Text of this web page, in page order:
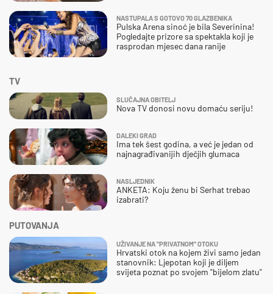
NASTUPALA S GOTOVO 70 GLAZBENIKA
Pulska Arena sinoć je bila Severinina!
Pogledajte prizore sa spektakla koji je
rasprodan mjesec dana ranije
TV
SLUČAJNA OBITELJ
Nova TV donosi novu domaću seriju!
DALEKI GRAD
Ima tek šest godina, a već je jedan od
najnagrađivanijih dječjih glumaca
NASLJEDNIK
ANKETA: Koju ženu bi Serhat trebao
izabrati?
PUTOVANJA
UŽIVANJE NA "PRIVATNOM" OTOKU
Hrvatski otok na kojem živi samo jedan
stanovnik: Ljepotan koji je diljem
svijeta poznat po svojem "bijelom zlatu"